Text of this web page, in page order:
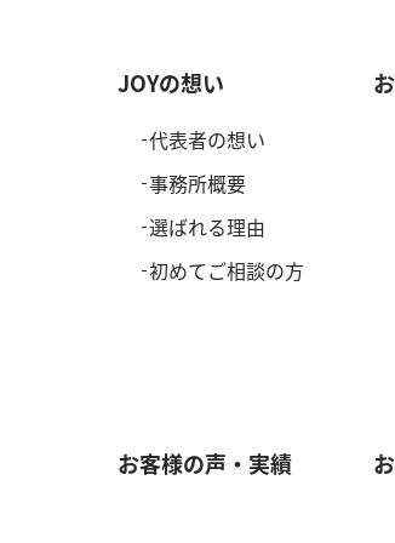
JOYの想い
代表者の想い
事務所概要
選ばれる理由
初めてご相談の方
お客様の声・実績